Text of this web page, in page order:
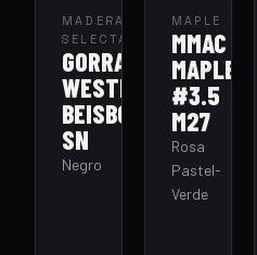
MADERA
SELECTA
GORRA
WESTERN
BEISBOL
SN
Negro
MAPLE
MMAC
MAPLE
#3.5
M27
Rosa
Pastel-
Verde